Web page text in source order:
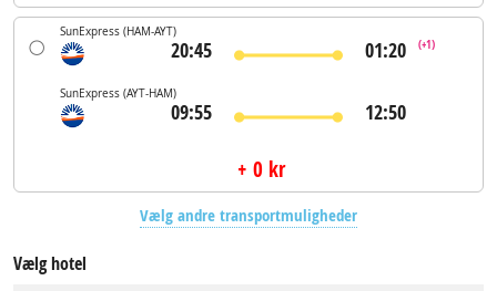
SunExpress (HAM-AYT)
20:45 01:20 (+1)
SunExpress (AYT-HAM)
09:55 12:50
+ 0 kr
Vælg andre transportmuligheder
Vælg hotel